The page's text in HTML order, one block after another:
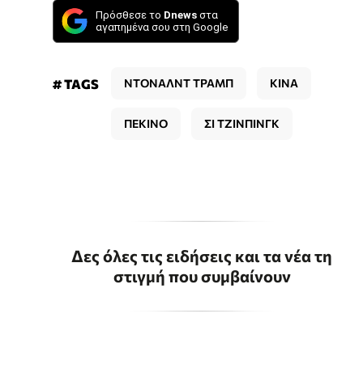
Πρόσθεσε το Dnews στα
αγαπημένα σου στη Google
# TAGS ΝΤΟΝΑΛΝΤ ΤΡΑΜΠ ΚΙΝΑ
ΠΕΚΙΝΟ ΣΙ ΤΖΙΝΠΙΝΓΚ
Δες όλες τις ειδήσεις και τα νέα τη
στιγμή που συμβαίνουν